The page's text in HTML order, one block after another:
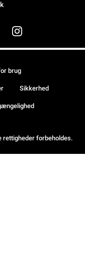
rettigheder forbeholdes.
brug
Sikkerhed